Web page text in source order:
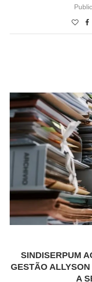
SINDISERPUM
GESTÃO
A